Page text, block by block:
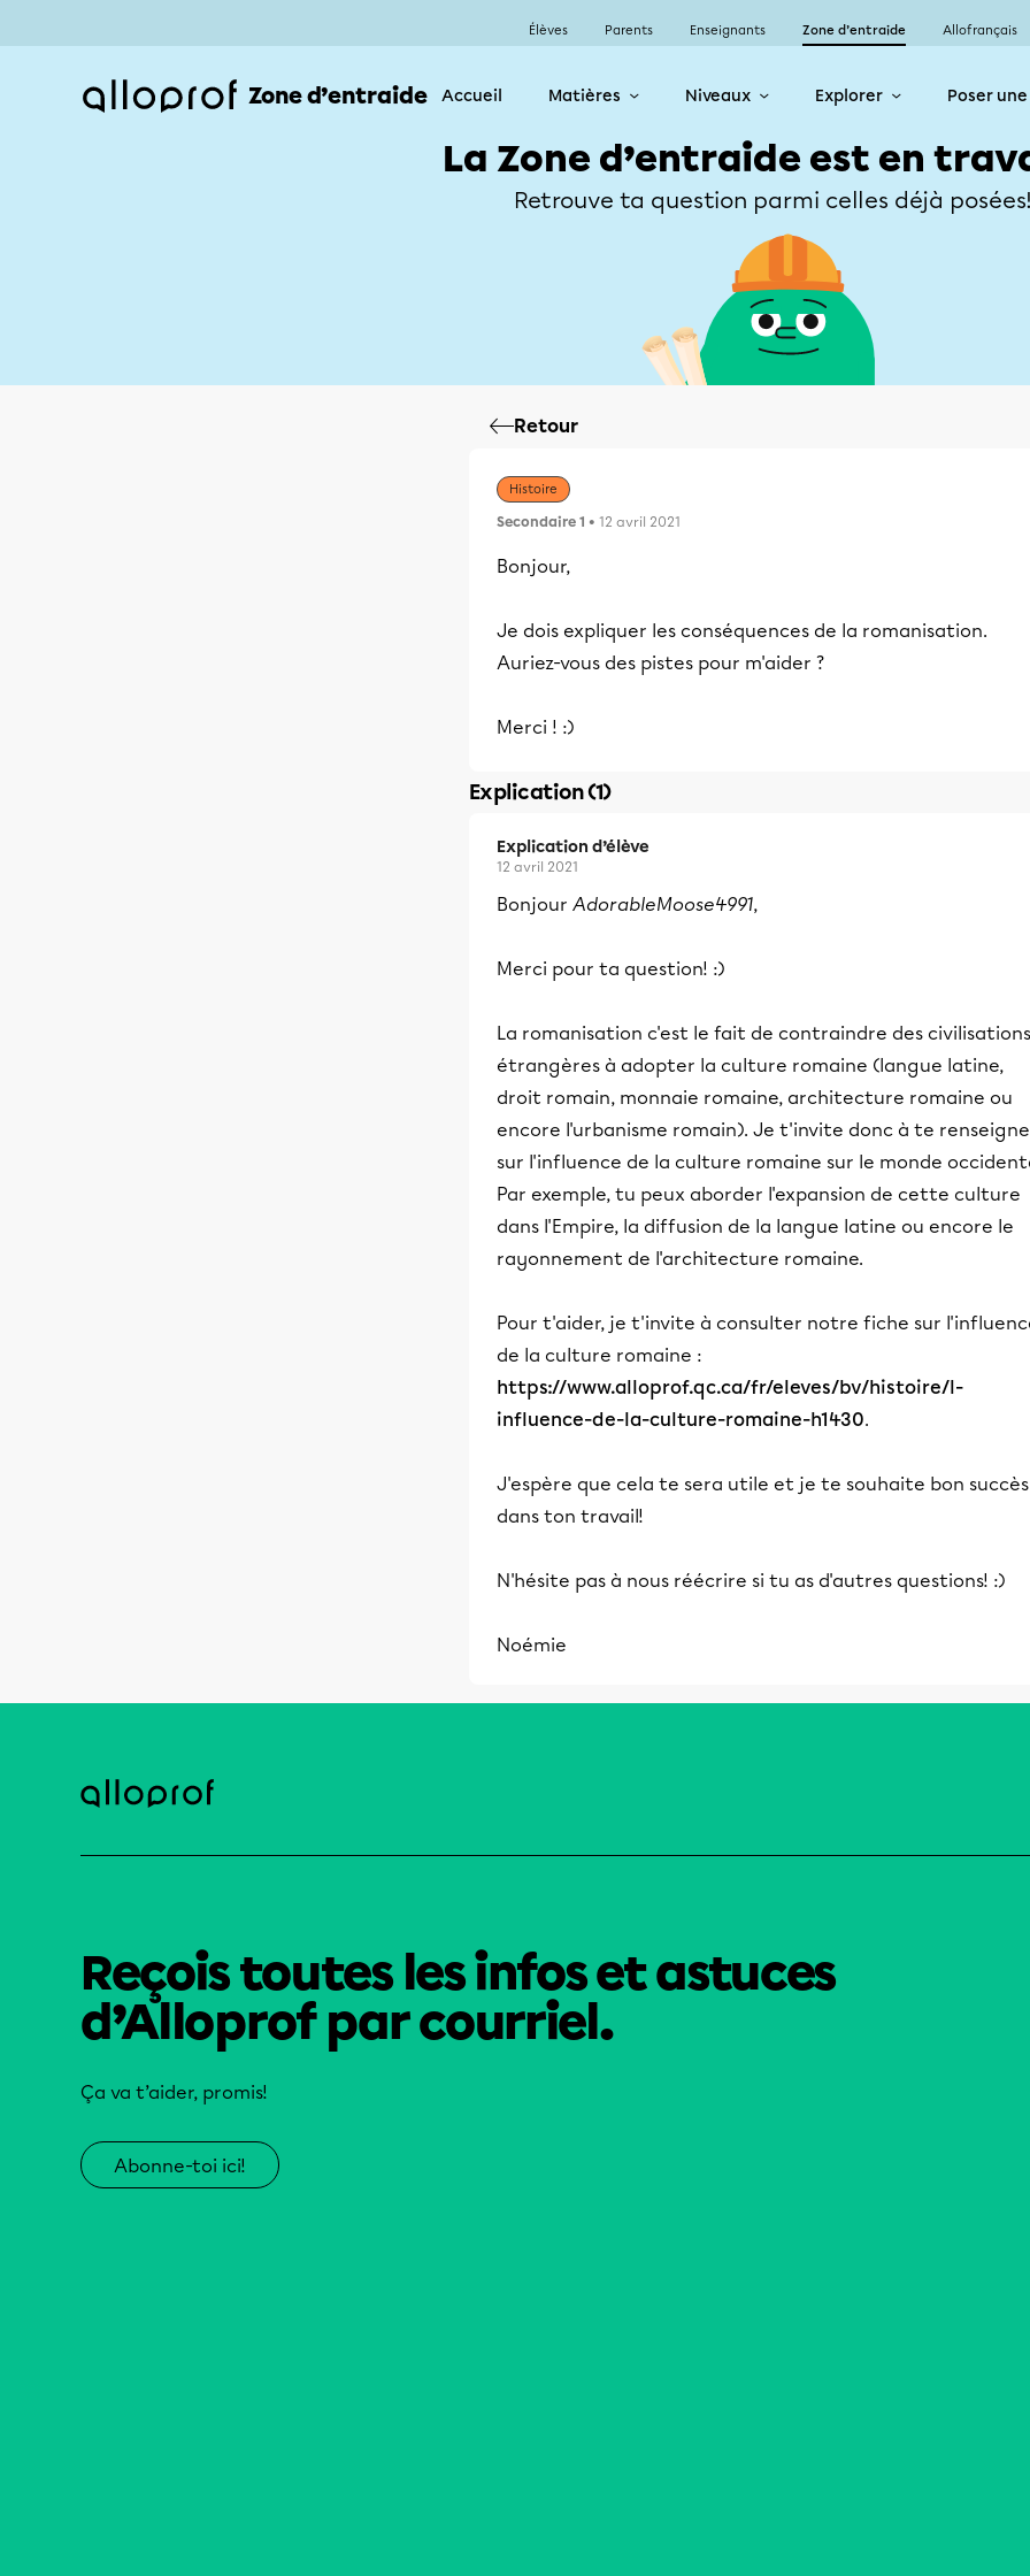
Élèves Parents Enseignants Zone d’entraide Allofrançais
Zone d’entraide Accueil Matières Niveaux Explorer Poser
La Zone d’entraide est en
Retrouve ta question parmi celles déjà posées!
Retour
Histoire
Secondaire 1 • 12 avril 2021
Bonjour,
Je dois expliquer les conséquences de la romanisation.
Auriez-vous des pistes pour m'aider ?
Merci ! :)
Explication (1)
Explication d’élève
12 avril 2021
Bonjour AdorableMoose4991,
Merci pour ta question! :)
La romanisation c'est le fait de contraindre des civilisations
étrangères à adopter la culture romaine (langue latine,
droit romain, monnaie romaine, architecture romaine ou
encore l'urbanisme romain). Je t'invite donc à te
sur l'influence de la culture romaine sur le monde
Par exemple, tu peux aborder l'expansion de cette culture
dans l'Empire, la diffusion de la langue latine ou encore le
rayonnement de l'architecture romaine.
Pour t'aider, je t'invite à consulter notre fiche sur
de la culture romaine :
https://www.alloprof.qc.ca/fr/eleves/bv/histoire/l-
influence-de-la-culture-romaine-h1430.
J'espère que cela te sera utile et je te souhaite bon succès
dans ton travail!
N'hésite pas à nous réécrire si tu as d'autres questions! :)
Noémie
Reçois toutes les infos et astuces
d’Alloprof par courriel.
Ça va t’aider, promis!
Abonne-toi ici!